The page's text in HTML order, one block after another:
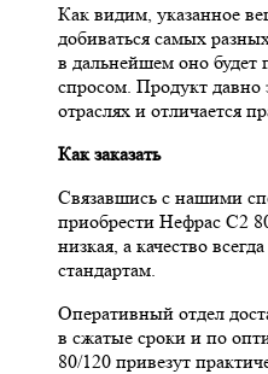
Как видим, указанное
добиваться самых
в дальнейшем оно будет
спросом. Продукт давно
отраслях и отличается
Как заказать
Связавшись с нашими
приобрести Нефрас С2
низкая, а качество
стандартам.
Оперативный отдел
в сжатые сроки и по
80/120 привезут